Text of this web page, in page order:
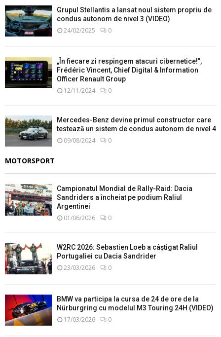
Grupul Stellantis a lansat noul sistem propriu de
condus autonom de nivel 3 (VIDEO)
24/02/2025 0
„În fiecare zi respingem atacuri cibernetice!”,
Frédéric Vincent, Chief Digital & Information
Officer Renault Group
12/11/2024 0
Mercedes-Benz devine primul constructor care
testează un sistem de condus autonom de nivel 4
09/08/2024 0
MOTORSPORT
Campionatul Mondial de Rally-Raid: Dacia
Sandriders a încheiat pe podium Raliul
Argentinei
01/06/2026 0
W2RC 2026: Sebastien Loeb a câștigat Raliul
Portugaliei cu Dacia Sandrider
23/03/2026 0
BMW va participa la cursa de 24 de ore de la
Nürburgring cu modelul M3 Touring 24H (VIDEO)
17/03/2026 0